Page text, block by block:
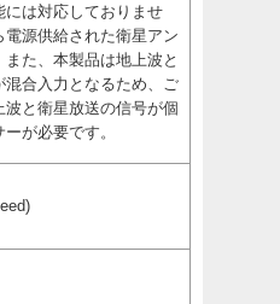
には対応しておりませ
電源供給された衛星アン
た、本製品は地上波と
混合入力となるため、ご
波と衛星放送の信号が個
が必要です。